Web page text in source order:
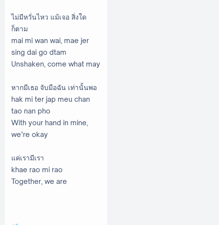
ไม่มีหวั่นไหว แม้เจอ สิ่งใด
ก็ตาม
mai mi wan wai, mae jer
sing dai go dtam
Unshaken, come what may
หากมีเธอ จับมือฉัน เท่านั้นพอ
hak mi ter jap meu chan
tao nan pho
With your hand in mine,
we’re okay
แค่เรามีเรา
khae rao mi rao
Together, we are